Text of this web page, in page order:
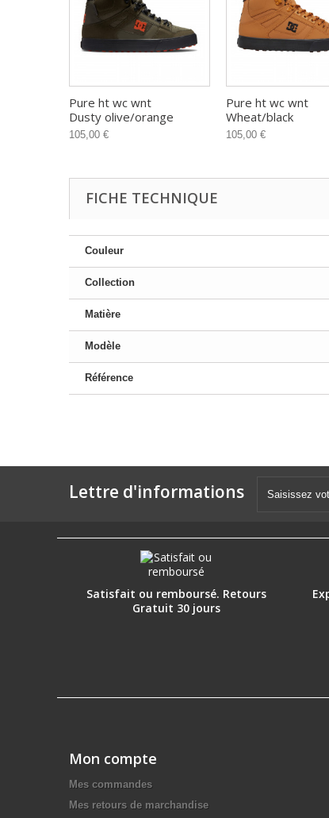
Pure ht wc wnt
Dusty olive/orange
105,00 €
Pure ht wc wnt
Wheat/black
105,00 €
FICHE TECHNIQUE
Couleur
Collection
Matière
Modèle
Référence
Lettre d'informations
Satisfait ou remboursé. Retours
Gratuit 30 jours
Mon compte
Mes commandes
Mes retours de marchandise